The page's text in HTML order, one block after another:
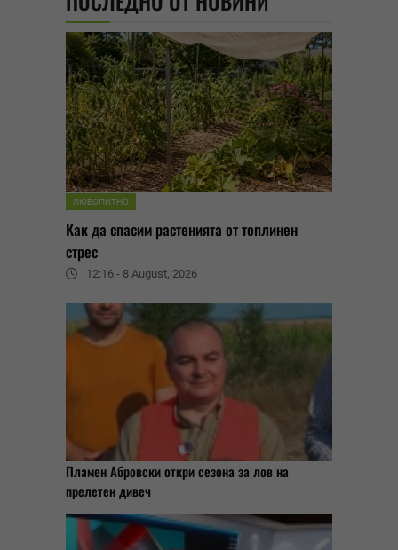
ЛЮБОПИТНО
Как да спасим растенията от топлинен
стрес
12:16 - 8 August, 2026
Пламен Абровски откри сезона за лов на
прелетен дивеч